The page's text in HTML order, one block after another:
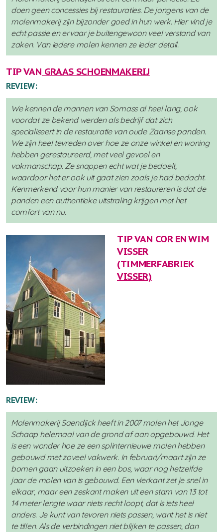
doen geen concessies bij restauraties. De jongens van de
molenmakerij zijn bijzonder goed in hun werk. Hier vind je
echt passie en ervaar je buitengewoon veel verstand van
zaken. Van iedere molen kennen ze ieder detail.
TIP VAN GRAAS SCHOENMAKERIJ
REVIEW:
We kennen de mannen van Somass al heel lang, ook
voordat ze bekend werden als bedrijf dat zich
specialiseert in de restauratie van oude Zaanse panden.
We zijn heel tevreden over hoe ze onze winkel en woning
hebben gerestaureerd, met veel gevoel en
vakmanschap. Ze snappen echt wat je bedoelt,
waardoor het er ook uit gaat zien zoals je had bedacht.
Kenmerkend voor hun manier van restaureren is dat de
panden een authentieke uitstraling krijgen met het
comfort van nu.
TIP VAN COR EN WIM
VISSER
(TIMMERFABRIEK
VISSER)
REVIEW:
Molenmakerij Saendijck heeft in 2007 molen het Jonge
Schaap helemaal van de grond af aan opgebouwd. Het
is een wonder hoe ze een splinternieuwe molen hebben
gebouwd met zoveel vakwerk. In februari/maart zijn ze
bomen gaan uitzoeken in een bos, waar nog hetzelfde
jaar de molen van is gebouwd. Een vierkant zet je snel in
elkaar, maar een zeskant maken uit een stam van 13 tot
14 meter lengte waar niets recht loopt, dat is iets heel
anders. Je kunt van tevoren niets passen, want het is niet
te tillen. Als de verbindingen niet blijken te passen, dan